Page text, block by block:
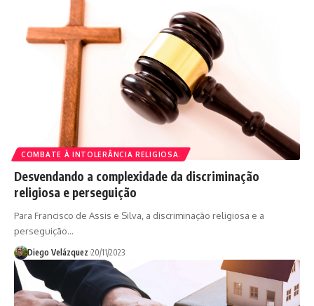
COMBATE À INTOLERÂNCIA RELIGIOSA.
Desvendando a complexidade da discriminação
religiosa e perseguição
Para Francisco de Assis e Silva, a discriminação religiosa e a
perseguição…
Diego Velázquez 20/11/2023